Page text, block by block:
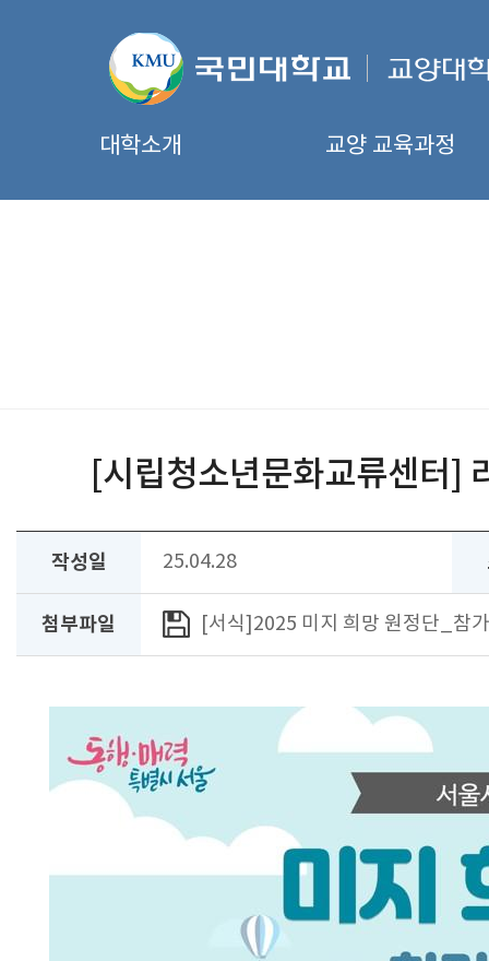
대학소개 교양 교육과정
[시립청소년문화교류센터]
작성일 25.04.28
첨부파일 [서식]2025 미지 희망 원정단_참